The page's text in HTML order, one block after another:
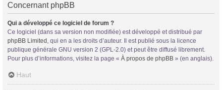
Concernant phpBB
Qui a développé ce logiciel de forum ?
Ce logiciel (dans sa version non modifiée) est développé et distribué par
phpBB Limited, qui en a les droits d’auteur. Il est publié sous la licence
publique générale GNU version 2 (GPL-2.0) et peut être diffusé librement.
Pour plus d’informations, visitez la page « À propos de phpBB » (en anglais).
Haut